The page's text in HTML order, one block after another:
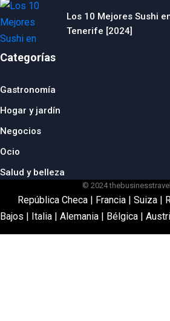
Los 10 Mejores Sushi
Tenerife [2024]
Categorías
Gastronomía
Hogar y jardín
Negocios
Ocio
Salud y belleza
© 2024
República Checa| Francia| Suiza|
Bajos | Italia | Alemania | Bélgica |